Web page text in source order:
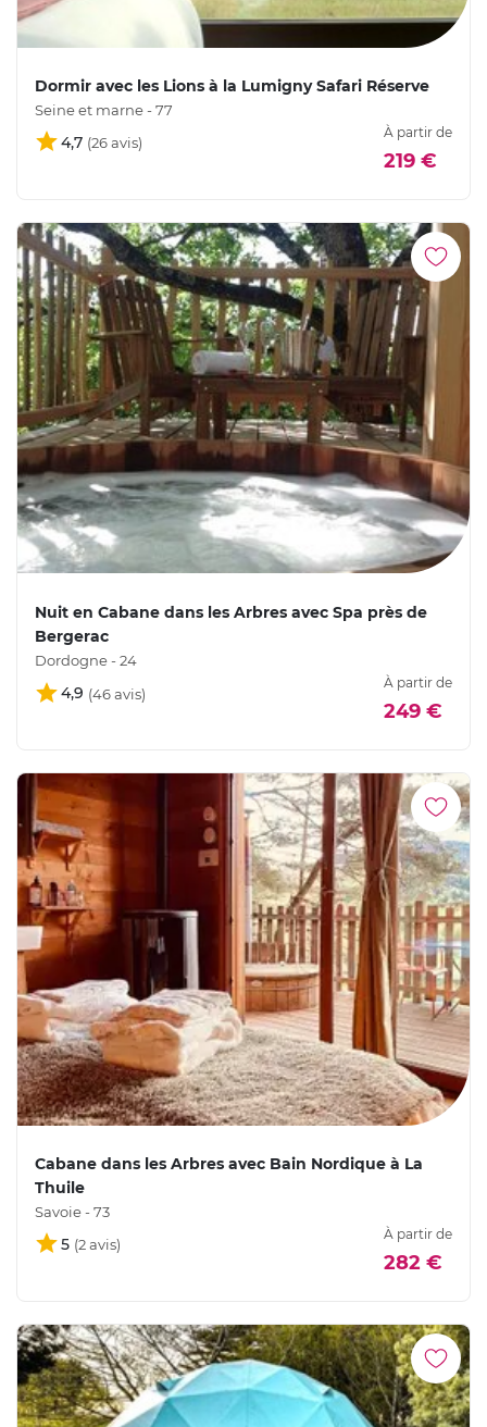
Dormir avec les Lions à la Lumigny Safari Réserve
Seine et marne - 77
4,7
À partir de
219 €
Nuit en Cabane dans les Arbres avec Spa près de
Bergerac
Dordogne - 24
4,9
À partir de
249 €
Cabane dans les Arbres avec Bain Nordique à La
Thuile
Savoie - 73
5
À partir de
282 €